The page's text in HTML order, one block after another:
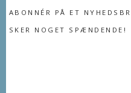
ABONNÉR PÅ ET
SKER NOGET SPÆNDENDE!